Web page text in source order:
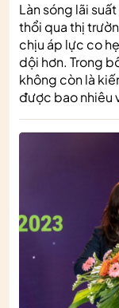
Làn sóng lãi
thổi qua thị
chịu áp lực co
dội hơn. Trong
không còn là
được bao nhiêu